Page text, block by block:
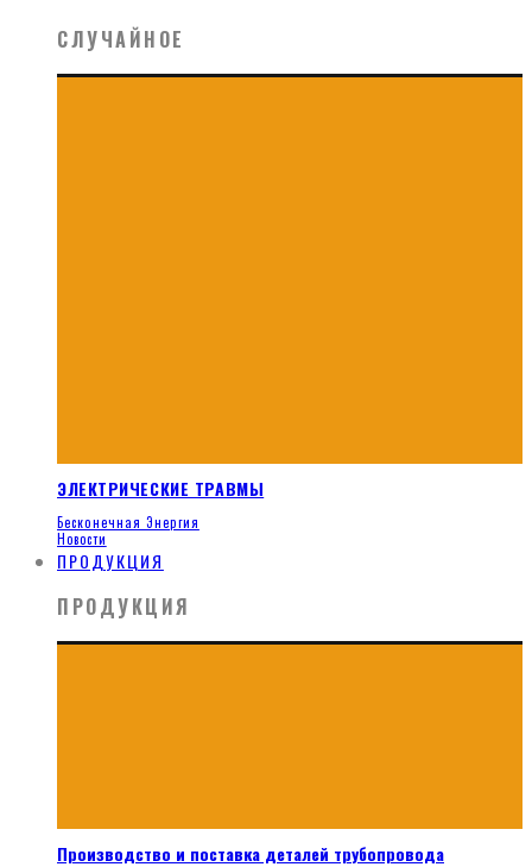
СЛУЧАЙНОЕ
ЭЛЕКТРИЧЕСКИЕ ТРАВМЫ
Бесконечная Энергия
Новости
ПРОДУКЦИЯ
ПРОДУКЦИЯ
Производство и поставка деталей трубопровода